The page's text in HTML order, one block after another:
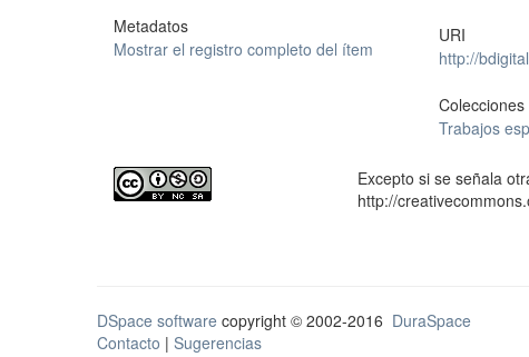
Metadatos
Mostrar el registro completo del ítem
URI
http://
Colecciones
Trabajos
Excepto si se señala
http://
DSpace software copyright © 2002-2016 DuraSpace
Contacto | Sugerencias